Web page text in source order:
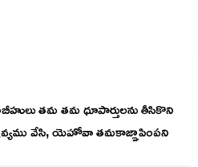
తమ తమ ధూపార్తులను తీసికొని
వేసి, యెహోవా తమకాజ్ఞాపింపని